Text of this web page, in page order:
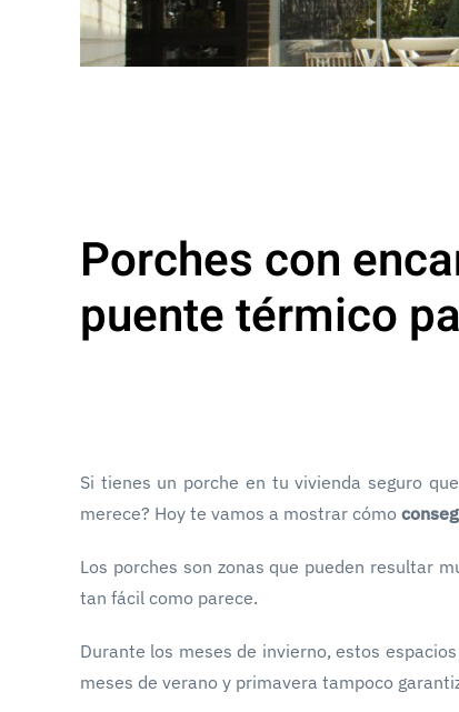
Porches con
puente térmico
Si tienes un porche en tu vivienda seguro
merece? Hoy te vamos a mostrar cómo
Los porches son zonas que pueden resultar
tan fácil como parece.
Durante los meses de invierno, estos
meses de verano y primavera tampoco